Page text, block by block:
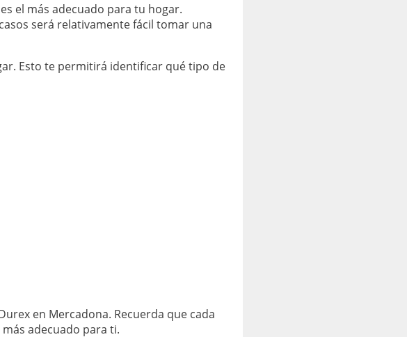
el más adecuado para tu hogar.
será relativamente fácil tomar una
Esto te permitirá identificar qué tipo de
en Mercadona. Recuerda que cada
adecuado para ti.